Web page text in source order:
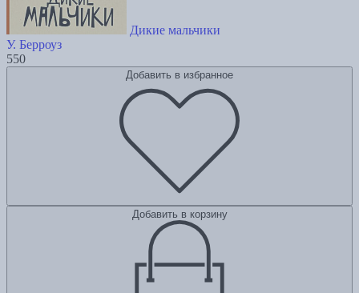
Дикие мальчики
У. Берроуз
550
Добавить в избранное
Добавить в корзину